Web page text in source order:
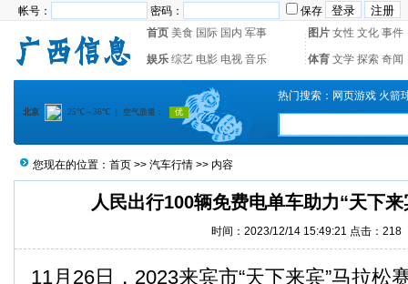
帐号： 密码：
保存
首页 美食 国际 国内 军事 图片 女性 文化 事件
娱乐 综艺 电影 电视 音乐 体育 文学 探索 奇闻
热门搜索： 网页游戏 火箭
您现在的位置： 首页 >> 汽车行情 >> 内容
人民出行100辆免费电单车助力“天下
时间：2023/12/14 15:49:21 点击： 218
11月26日，2023来宾市“天下来宾”马拉松